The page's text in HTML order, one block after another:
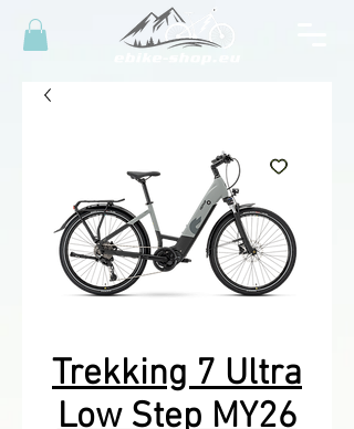
Trekking 7 Ultra
Low Step MY26